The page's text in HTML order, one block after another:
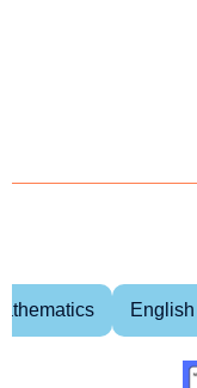
English